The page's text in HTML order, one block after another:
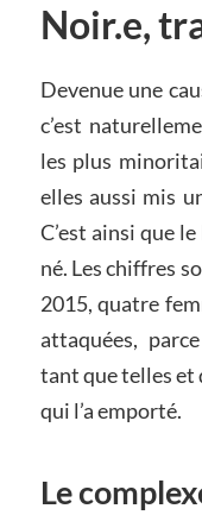
Noir.e,
Devenue une
c’est
les plus
elles aussi mis
C’est ainsi que
né. Les chiffres
2015, quatre
attaquées,
tant que telles et
qui l’a emporté.
Le